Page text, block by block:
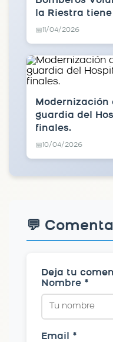
la Riestra
📅11/04/2026
Modernización
guardia del
finales.
📅10/04/2026
💬
Deja tu
Nombre *
Email *